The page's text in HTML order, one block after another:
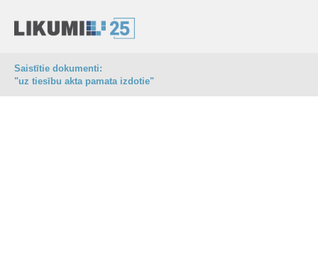
Saistītie dokumenti:
"uz tiesību akta pamata izdotie"